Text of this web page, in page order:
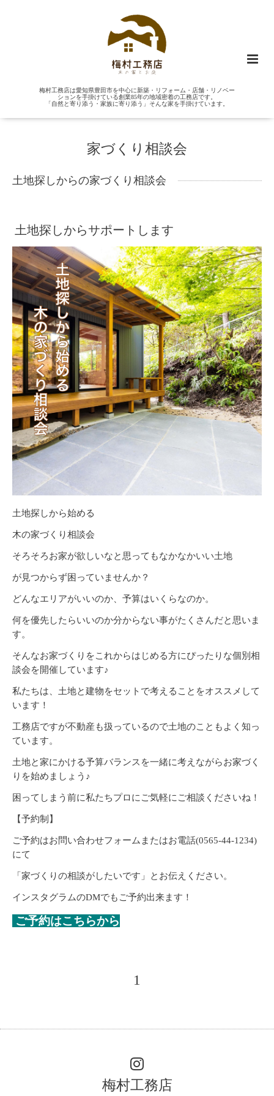
梅村工務店は愛知県豊田市を中心に新築・リフォーム・店舗・リノベー
ションを手掛けている創業85年の地域密着の工務店です。
「自然と寄り添う・家族に寄り添う」そんな家を手掛けています。
家づくり相談会
土地探しからの家づくり相談会
土地探しからサポートします
土地探しから始める
木の家づくり相談会
そろそろお家が欲しいなと思ってもなかなかいい土地
が見つからず困っていませんか？
どんなエリアがいいのか、予算はいくらなのか。
何を優先したらいいのか分からない事がたくさんだと思いま
す。
そんなお家づくりをこれからはじめる方にぴったりな個別相
談会を開催しています♪
私たちは、土地と建物をセットで考えることをオススメして
います！
工務店ですが不動産も扱っているので土地のこともよく知っ
ています。
土地と家にかける予算バランスを一緒に考えながらお家づく
りを始めましょう♪
困ってしまう前に私たちプロにご気軽にご相談くださいね！
【予約制】
ご予約はお問い合わせフォームまたはお電話(0565-44-1234)
にて
「家づくりの相談がしたいです」とお伝えください。
インスタグラムのDMでもご予約出来ます！
ご予約はこちらから
1
梅村工務店